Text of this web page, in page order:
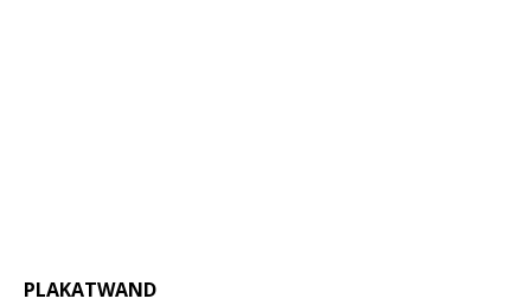
PLAKATWAND